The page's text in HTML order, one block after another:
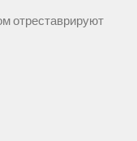
отреставрируют